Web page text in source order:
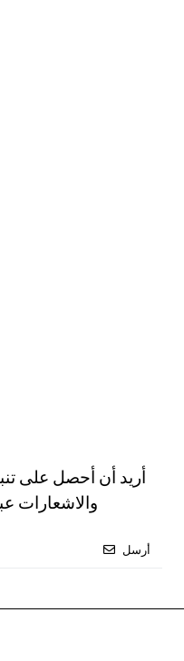
أريد أن أحصل على
والاشعارات
أرسل